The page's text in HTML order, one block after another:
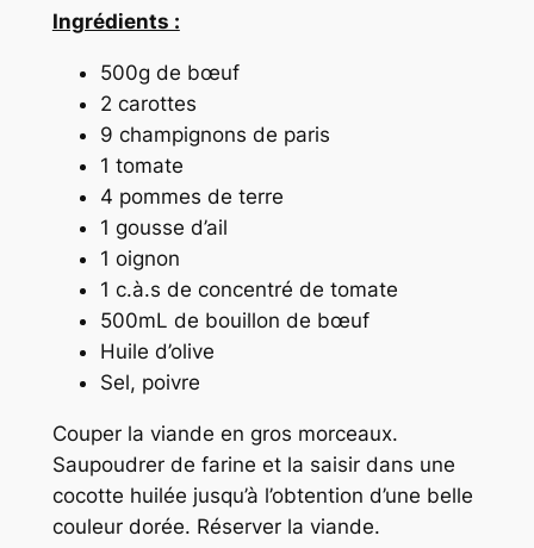
Ingrédients :
500g de bœuf
2 carottes
9 champignons de paris
1 tomate
4 pommes de terre
1 gousse d’ail
1 oignon
1 c.à.s de concentré de tomate
500mL de bouillon de bœuf
Huile d’olive
Sel, poivre
Couper la viande en gros morceaux.
Saupoudrer de farine et la saisir dans une
cocotte huilée jusqu’à l’obtention d’une belle
couleur dorée. Réserver la viande.